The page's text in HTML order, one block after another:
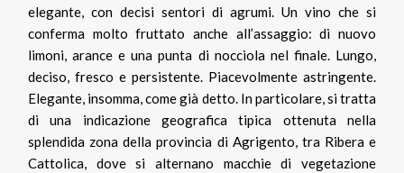
elegante, con decisi sentori di agrumi. Un vino che si
conferma molto fruttato anche all’assaggio: di nuovo
limoni, arance e una punta di nocciola nel finale. Lungo,
deciso, fresco e persistente. Piacevolmente astringente.
Elegante, insomma, come già detto. In particolare, si tratta
di una indicazione geografica tipica ottenuta nella
splendida zona della provincia di Agrigento, tra Ribera e
Cattolica, dove si alternano macchie di vegetazione